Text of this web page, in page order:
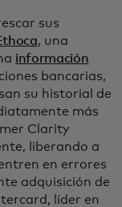
sus
, una
información
bancarias,
su historial de
más
Clarity
liberando a
en errores
adquisición de
líder en